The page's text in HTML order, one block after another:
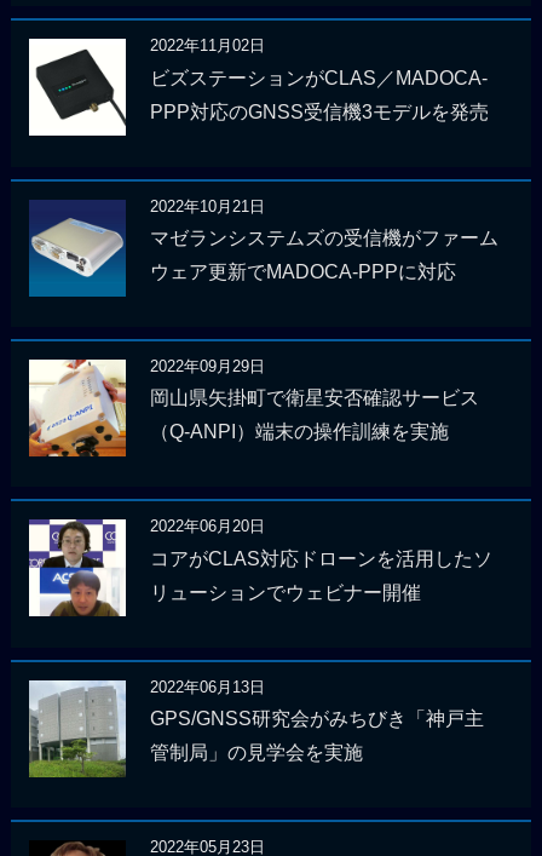
2022年11月02日
ビズステーションがCLAS／MADOCA-
PPP対応のGNSS受信機3モデルを発売
2022年10月21日
マゼランシステムズの受信機がファーム
ウェア更新でMADOCA-PPPに対応
2022年09月29日
岡山県矢掛町で衛星安否確認サービス
（Q-ANPI）端末の操作訓練を実施
2022年06月20日
コアがCLAS対応ドローンを活用したソ
リューションでウェビナー開催
2022年06月13日
GPS/GNSS研究会がみちびき「神戸主
管制局」の見学会を実施
2022年05月23日